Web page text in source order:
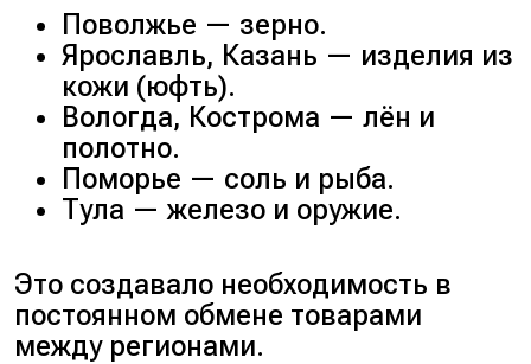
Поволжье — зерно.
Ярославль, Казань — изделия из
кожи (юфть).
Вологда, Кострома — лён и
полотно.
Поморье — соль и рыба.
Тула — железо и оружие.
Это создавало необходимость в
постоянном обмене товарами
между регионами.